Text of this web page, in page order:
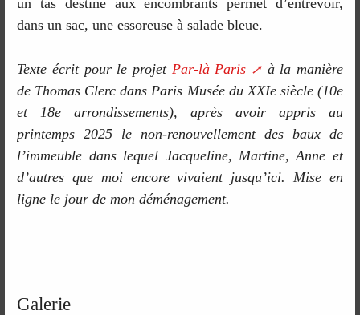
un tas destiné aux encombrants permet d’entrevoir,
dans un sac, une essoreuse à salade bleue.
Texte écrit pour le projet Par-là Paris
à la manière
de Thomas Clerc dans Paris Musée du XXIe siècle (10e
et 18e arrondissements), après avoir appris au
printemps 2025 le non-renouvellement des baux de
l’immeuble dans lequel Jacqueline, Martine, Anne et
d’autres que moi encore vivaient jusqu’ici. Mise en
ligne le jour de mon déménagement.
Galerie